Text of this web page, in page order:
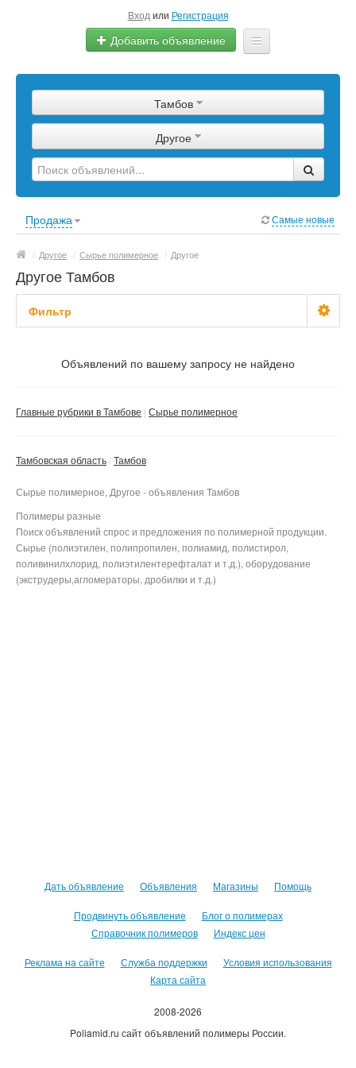
Вход или Регистрация
Добавить объявление
Сырье
Изделия
Оборудование
Тамбов
Другое
Продажа Самые новые
/ Другое / Сырье полимерное / Другое
Другое Тамбов
Фильтр
Не важно
Частные
Применить Сбросить фильтр
Объявлений по вашему запросу не найдено
Главные рубрики в Тамбове Сырье полимерное
Тамбовская область Тамбов
Сырье полимерное, Другое - объявления Тамбов
Полимеры разные
Поиск объявлений спрос и предложения по полимерной продукции.
Сырье (полиэтилен, полипропилен, полиамид, полистирол,
поливинилхлорид, полиэтилентерефталат и т.д.), оборудование
(экструдеры,агломераторы, дробилки и т.д.)
Дать объявление Объявления Магазины Помощь
Продвинуть объявление
Блог о полимерах
Справочник полимеров
Индекс цен
Реклама на сайте Служба поддержки
Условия использования
Карта сайта
2008-2026
Poliamid.ru сайт объявлений полимеры России.